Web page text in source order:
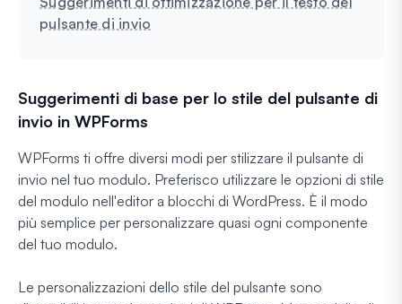
pulsante di invio
Suggerimenti di base per lo stile del pulsante di
invio in WPForms
WPForms ti offre diversi modi per stilizzare il pulsante di
invio nel tuo modulo. Preferisco utilizzare le opzioni di stile
del modulo nell'editor a blocchi di WordPress. È il modo
più semplice per personalizzare quasi ogni componente
del tuo modulo.
Le personalizzazioni dello stile del pulsante sono